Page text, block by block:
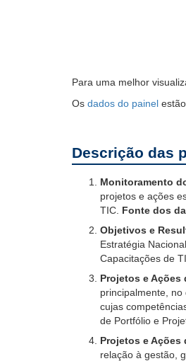
Para uma melhor
Os dados do painel
Descrição das
Monitoramento
projetos e ações
TIC. Fonte dos
Objetivos e
Estratégia
Capacitações de
Projetos e Ações
principalmente,
cujas
de Portfólio e
Projetos e Ações
relação à gestão,